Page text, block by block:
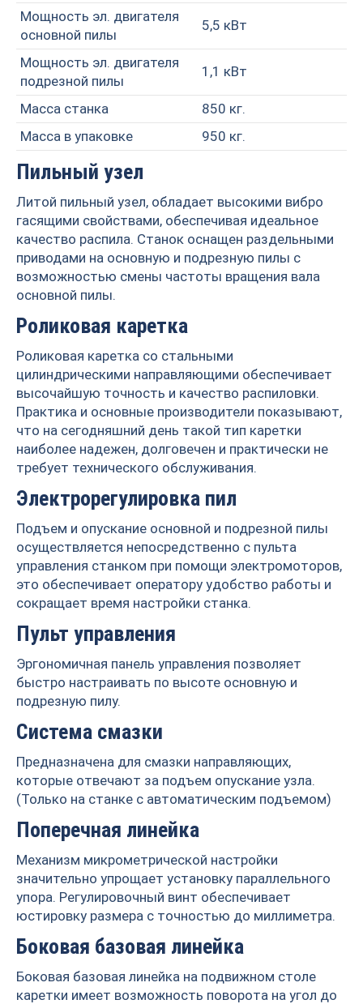
Мощность эл. двигателя
основной пилы
5,5 кВт
Мощность эл. двигателя
подрезной пилы
1,1 кВт
Масса станка
850 кг.
Масса в упаковке
950 кг.
Пильный узел
Литой пильный узел, обладает высокими вибро
гасящими свойствами, обеспечивая идеальное
качество распила. Станок оснащен раздельными
приводами на основную и подрезную пилы с
возможностью смены частоты вращения вала
основной пилы.
Роликовая каретка
Роликовая каретка со стальными
цилиндрическими направляющими обеспечивает
высочайшую точность и качество распиловки.
Практика и основные производители показывают,
что на сегодняшний день такой тип каретки
наиболее надежен, долговечен и практически не
требует технического обслуживания.
Электрорегулировка пил
Подъем и опускание основной и подрезной пилы
осуществляется непосредственно с пульта
управления станком при помощи электромоторов,
это обеспечивает оператору удобство работы и
сокращает время настройки станка.
Пульт управления
Эргономичная панель управления позволяет
быстро настраивать по высоте основную и
подрезную пилу.
Система смазки
Предназначена для смазки направляющих,
которые отвечают за подъем опускание узла.
(Только на станке с автоматическим подъемом)
Поперечная линейка
Механизм микрометрической настройки
значительно упрощает установку параллельного
упора. Регулировочный винт обеспечивает
юстировку размера с точностью до миллиметра.
Боковая базовая линейка
Боковая базовая линейка на подвижном столе
каретки имеет возможность поворота на угол до